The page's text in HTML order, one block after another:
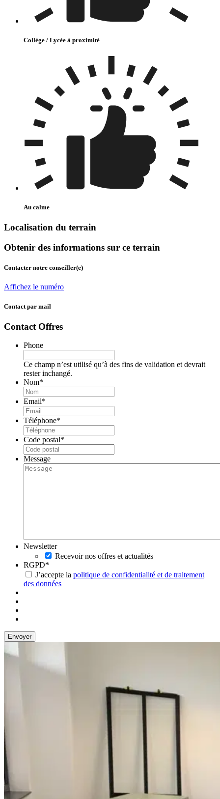
Collège / Lycée à proximité
Au calme
Localisation du terrain
Obtenir des informations sur ce terrain
Contacter notre conseiller(e)
Affichez le numéro
Contact par mail
Contact Offres
Phone
Ce champ n’est utilisé qu’à des fins de validation et devrait
rester inchangé.
Nom*
Email*
Téléphone*
Code postal*
Message
Newsletter
Recevoir nos offres et actualités
RGPD*
J’accepte la politique de confidentialité et de traitement
des données